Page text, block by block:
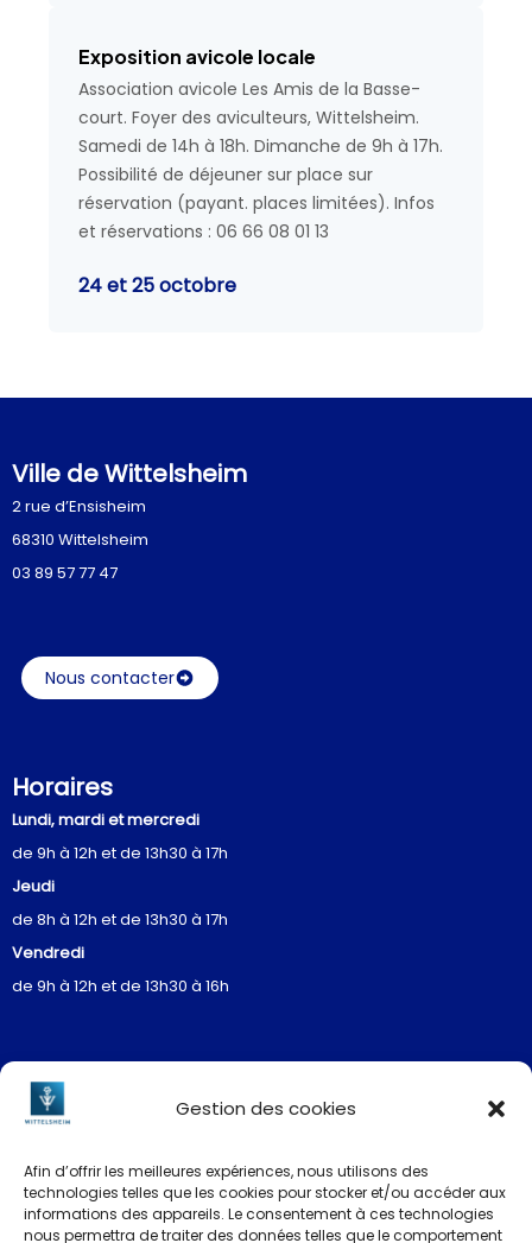
Gestion des cookies
Afin d’offrir les meilleures expériences, nous utilisons des
technologies telles que les cookies pour stocker et/ou accéder aux
informations des appareils. Le consentement à ces technologies
nous permettra de traiter des données telles que le comportement
Exposition avicole locale
Association avicole Les Amis de la Basse-
court. Foyer des aviculteurs, Wittelsheim.
Samedi de 14h à 18h. Dimanche de 9h à 17h.
Possibilité de déjeuner sur place sur
réservation (payant. places limitées). Infos
et réservations : 06 66 08 01 13
24 et 25 octobre
Ville de Wittelsheim
2 rue d’Ensisheim
68310 Wittelsheim
03 89 57 77 47
Nous contacter
Horaires
Lundi, mardi et mercredi
de 9h à 12h et de 13h30 à 17h
Jeudi
de 8h à 12h et de 13h30 à 17h
Vendredi
de 9h à 12h et de 13h30 à 16h
Restez informés